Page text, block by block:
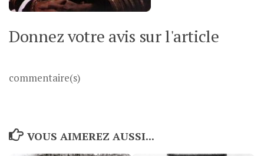
Donnez votre avis sur l'article
commentaire(s)
VOUS AIMEREZ AUSSI...